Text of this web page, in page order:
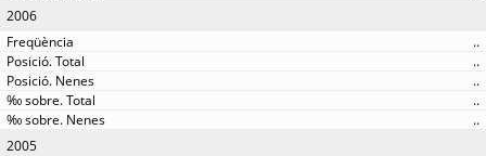
2006
..
..
..
..
..
2005